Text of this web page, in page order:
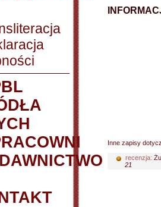
Inne zapisy
recenzja:
21